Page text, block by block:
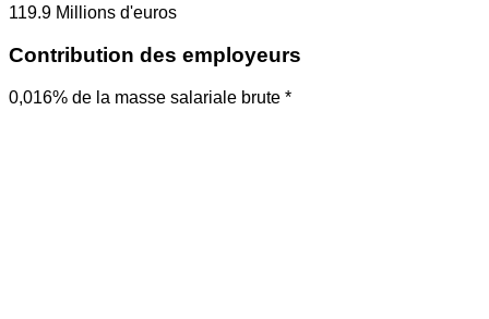
119.9 Millions d'euros
Contribution des employeurs
0,016% de la masse salariale brute *